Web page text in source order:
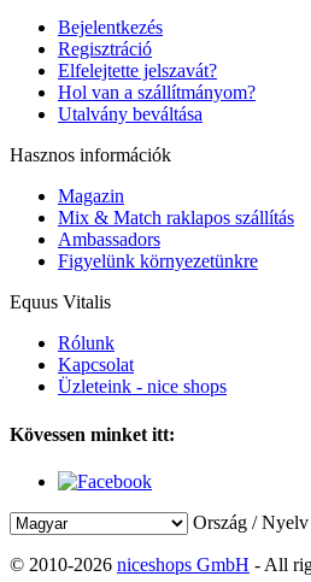
Bejelentkezés
Regisztráció
Elfelejtette jelszavát?
Hol van a szállítmányom?
Utalvány beváltása
Hasznos információk
Magazin
Mix & Match raklapos szállítás
Ambassadors
Figyelünk környezetünkre
Equus Vitalis
Rólunk
Kapcsolat
Üzleteink - nice shops
Kövessen minket itt:
Ország / Nyelv
© 2010-2026 niceshops GmbH - All